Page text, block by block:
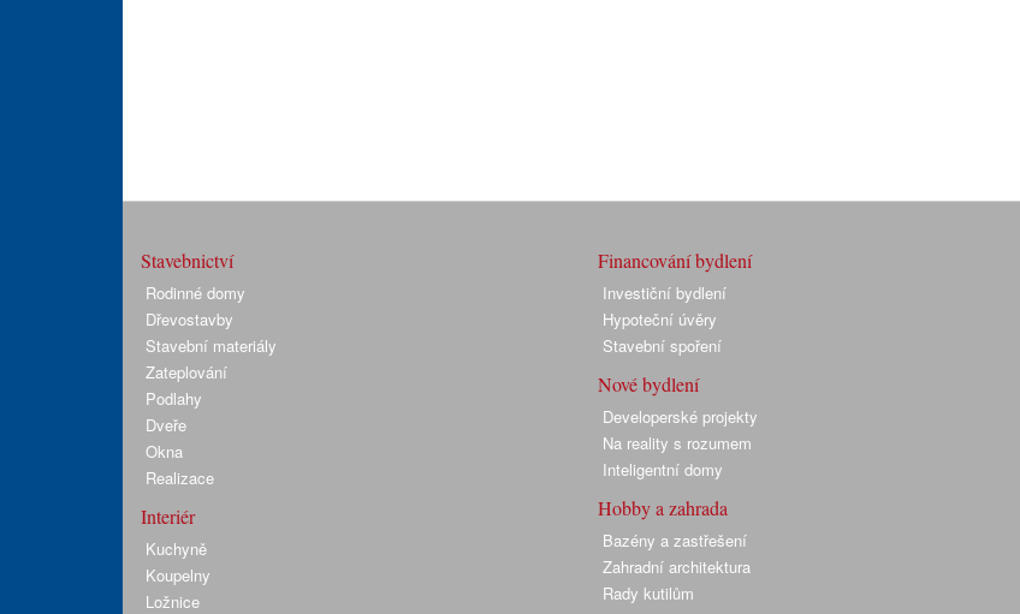
Stavebnictví
Rodinné domy
Dřevostavby
Stavební materiály
Zateplování
Podlahy
Dveře
Okna
Realizace
Interiér
Kuchyně
Koupelny
Ložnice
Financování bydlení
Investiční bydlení
Hypoteční úvěry
Stavební spoření
Nové bydlení
Developerské projekty
Na reality s rozumem
Inteligentní domy
Hobby a zahrada
Bazény a zastřešení
Zahradní architektura
Rady kutilům